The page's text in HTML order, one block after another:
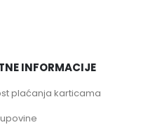
INFORMACIJE
plaćanja karticama